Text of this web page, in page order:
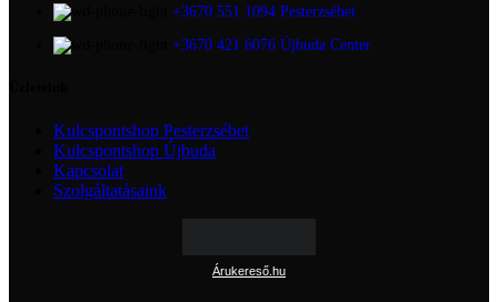
+3670 551 1094 Pesterzsébet
+3670 421 6076 Újbuda Center
Kulcspontshop Pesterzsébet
Kulcspontshop Újbuda
Kapcsolat
Szolgáltatásaink
Árukereső.hu